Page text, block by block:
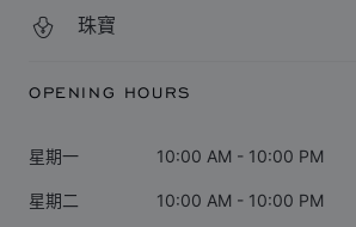
珠寶
OPENING HOURS
星期一 10:00 AM - 10:00 PM
星期二 10:00 AM - 10:00 PM